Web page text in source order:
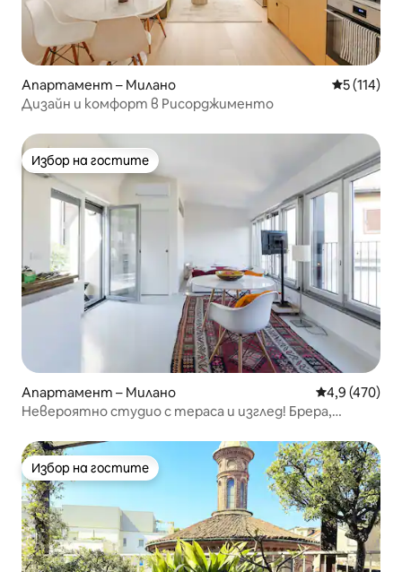
Апартамент – Милано Средна
5 (114)
Дизайн и комфорт в Рисорджименто
Избор на гостите
Избор на гостите
Апартамент – Милано Средна
4,9 (470)
Невероятно студио с тераса и изглед! Брера,
Избор на гостите
Избор на гостите